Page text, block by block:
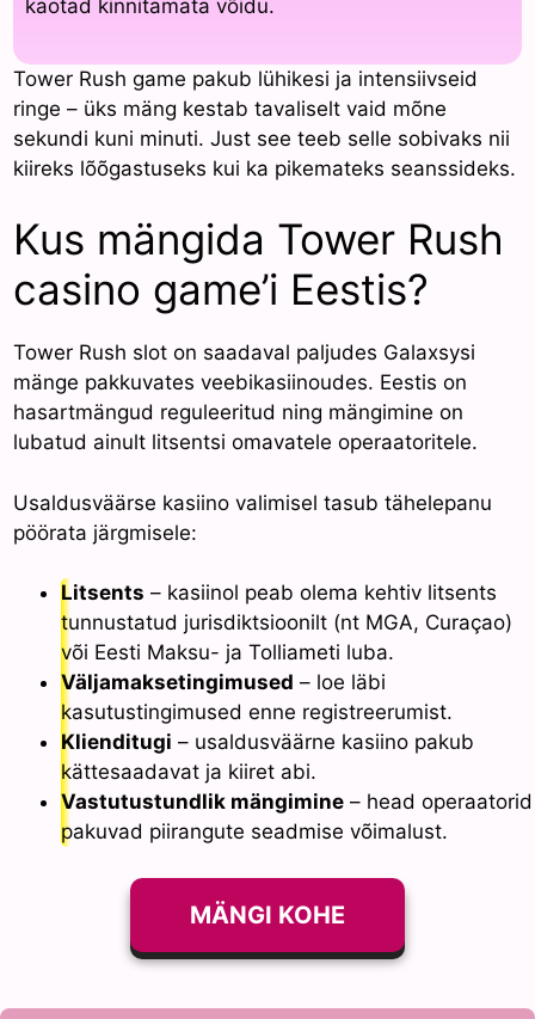
kaotad kinnitamata võidu.
Tower Rush game pakub lühikesi ja intensiivseid
ringe – üks mäng kestab tavaliselt vaid mõne
sekundi kuni minuti. Just see teeb selle sobivaks nii
kiireks lõõgastuseks kui ka pikemateks seanssideks.
Kus mängida Tower Rush
casino game’i Eestis?
Tower Rush slot on saadaval paljudes Galaxsysi
mänge pakkuvates veebikasiinoudes. Eestis on
hasartmängud reguleeritud ning mängimine on
lubatud ainult litsentsi omavatele operaatoritele.
Usaldusväärse kasiino valimisel tasub tähelepanu
pöörata järgmisele:
Litsents – kasiinol peab olema kehtiv litsents
tunnustatud jurisdiktsioonilt (nt MGA, Curaçao)
või Eesti Maksu- ja Tolliameti luba.
Väljamaksetingimused – loe läbi
kasutustingimused enne registreerumist.
Klienditugi – usaldusväärne kasiino pakub
kättesaadavat ja kiiret abi.
Vastutustundlik mängimine – head operaatorid
pakuvad piirangute seadmise võimalust.
MÄNGI KOHE